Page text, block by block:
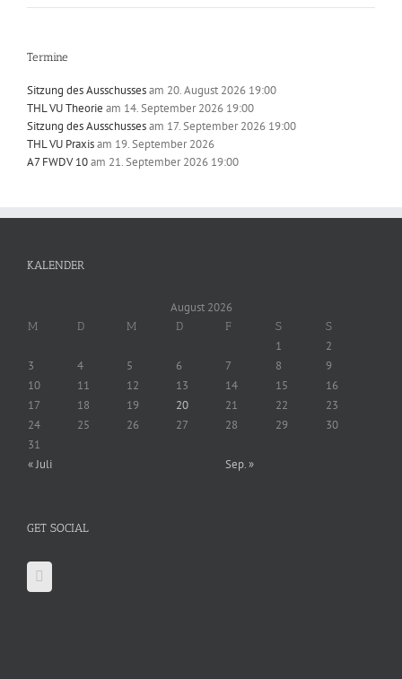
Termine
Sitzung des Ausschussesam 20. August 2026 19:00
THL VU Theorie am 14. September 2026 19:00
Sitzung des Ausschussesam 17. September 2026 19:00
THL VU Praxisam 19. September 2026
A7 FWDV 10am 21. September 2026 19:00
KALENDER
August 2026
M D M D F S S
1
2
3
4 5 6 7 8
9
10
11 12 13 14 15
16
17
18 19 20 21 22
23
24
25 26 27 28 29
30
31
« Juli
Sep. »
GET SOCIAL